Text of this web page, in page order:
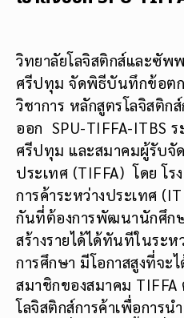
วิทยาลัยโลจิสติกส์และซัพ
ศรีปทุม จัดพิธีบันทึกข้อตก
วิชาการ หลักสูตรโลจิสติก
ออก SPU-TIFFA-ITBS
ศรีปทุม และสมาคมผู้รับจั
ประเทศ (TIFFA) โดย โร
การค้าระหว่างประเทศ
กันที่ต้องการพัฒนานักศึกษ
สร้างรายได้ได้ทันทีในระห
การศึกษา มีโอกาสสูงที่จะ
สมาชิกของสมาคม
โลจิสติกส์การค้าเพื่อการน